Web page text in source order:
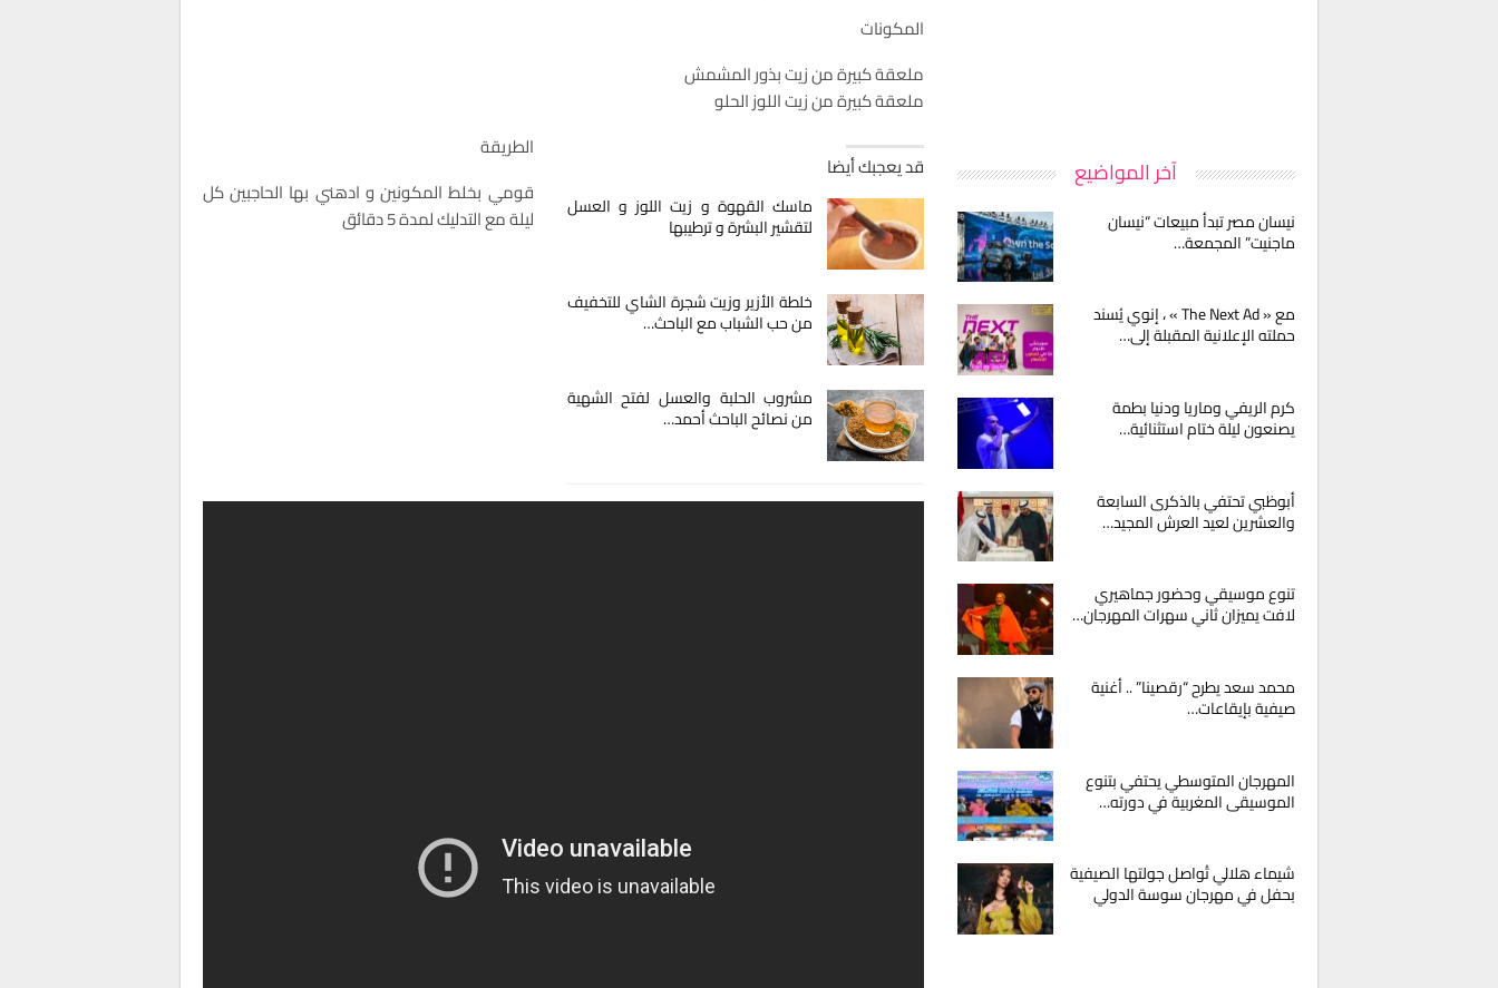
المكونات
ملعقة كبيرة من زيت بذور المشمش
ملعقة كبيرة من زيت اللوز الحلو
قد يعجبك أيضا
ماسك القهوة و زيت اللوز و العسل
لتقشير البشرة و ترطيبها
خلطة الأزير وزيت شجرة الشاي للتخفيف
من حب الشباب مع الباحث…
مشروب الحلبة والعسل لفتح الشهية
من نصائح الباحث أحمد…
الطريقة
قومي بخلط المكونين و ادهني بها الحاجبين كل
ليلة مع التدليك لمدة 5 دقائق
آخر المواضيع
نيسان مصر تبدأ مبيعات “نيسان
ماجنيت” المجمعة…
مع « The Next Ad » ، إنوي يُسند
حملته الإعلانية المقبلة إلى…
كرم الريفي وماريا ودنيا بطمة
يصنعون ليلة ختام استثنائية…
أبوظبي تحتفي بالذكرى السابعة
والعشرين لعيد العرش المجيد…
تنوع موسيقي وحضور جماهيري
لافت يميزان ثاني سهرات المهرجان…
محمد سعد يطرح “رقصينا” .. أغنية
صيفية بإيقاعات…
المهرجان المتوسطي يحتفي بتنوع
الموسيقى المغربية في دورته…
شيماء هلالي تُواصل جولتها الصيفية
بحفل في مهرجان سوسة الدولي